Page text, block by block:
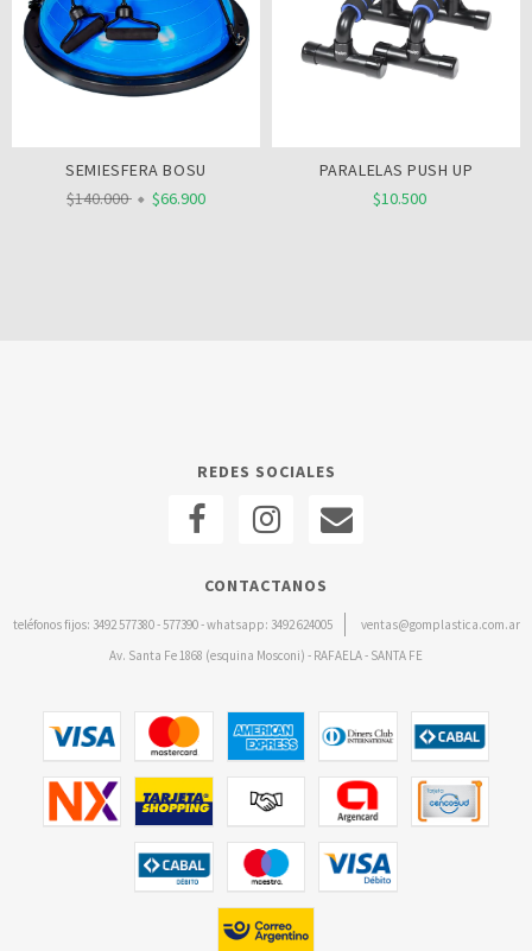
SEMIESFERA BOSU
$140.000
$66.900
PARALELAS PUSH UP
$10.500
REDES SOCIALES
CONTACTANOS
teléfonos fijos: 3492 577380 - 577390 - whatsapp: 3492 624005
ventas@gomplastica.com.ar
Av. Santa Fe 1868 (esquina Mosconi) - RAFAELA - SANTA FE